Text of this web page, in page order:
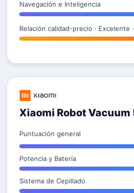
Navegación e Inteligencia
Relación calidad-precio · Excelente ·
Xiaomi Robot Vacuum
Puntuación general
Potencia y Batería
Sistema de Cepillado